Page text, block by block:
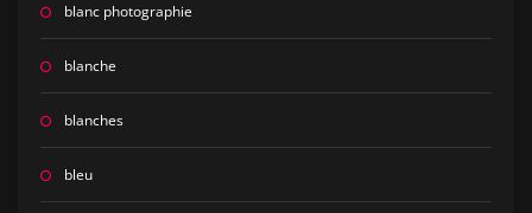
blanc photographie
blanche
blanches
bleu